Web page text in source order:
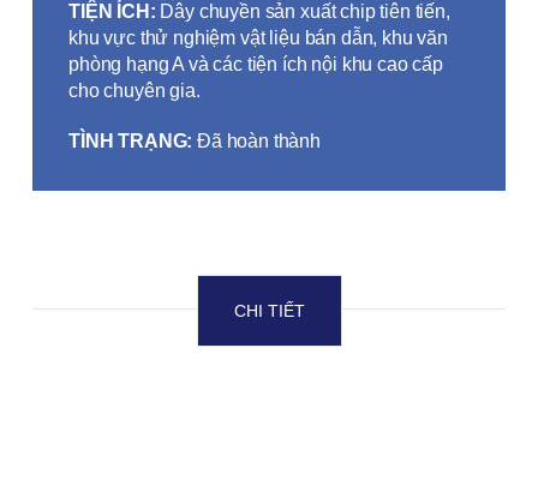
TIỆN ÍCH: Dây chuyền sản xuất chip tiên tiến,
khu vực thử nghiệm vật liệu bán dẫn, khu văn
phòng hạng A và các tiện ích nội khu cao cấp
cho chuyên gia.
TÌNH TRẠNG:Đã hoàn thành
CHI TIẾT